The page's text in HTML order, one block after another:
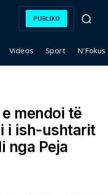
PUBLIKO
Videos Sport
mendoi të
i ish-ushtarit
nga Peja